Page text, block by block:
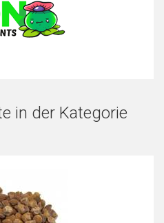
in der Kategorie